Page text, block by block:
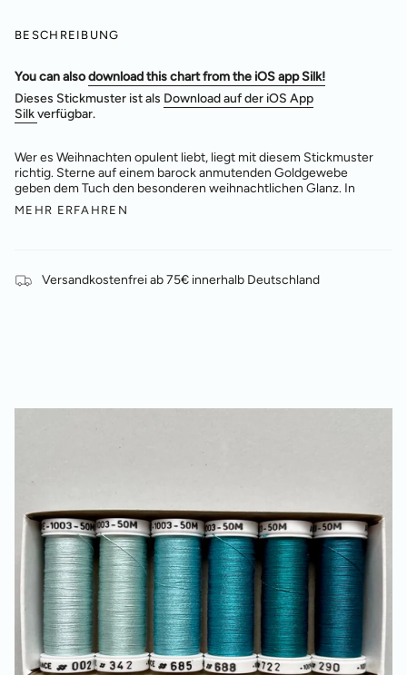
BESCHREIBUNG
You can alsodownload this chart from the iOS app Silk!
Dieses Stickmuster ist als Download auf der iOS App
Silkverfügbar.
Wer es Weihnachten opulent liebt, liegt mit diesem Stickmuster
richtig. Sterne auf einem barock anmutenden Goldgewebe
geben dem Tuch den besonderen weihnachtlichen Glanz. In
MEHR ERFAHREN
Versandkostenfrei ab 75€ innerhalb Deutschland